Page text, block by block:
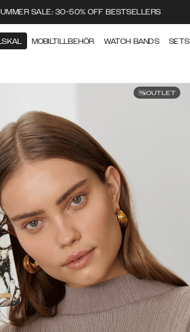
SALE: 30-50% OFF BESTSELLERS
MOBILTILLBEHÖR WATCH BANDS SETS
OUTLET